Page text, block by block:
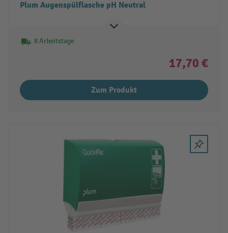
Plum Augenspülflasche pH Neutral
8 Arbeitstage
17,70 €
Zum Produkt